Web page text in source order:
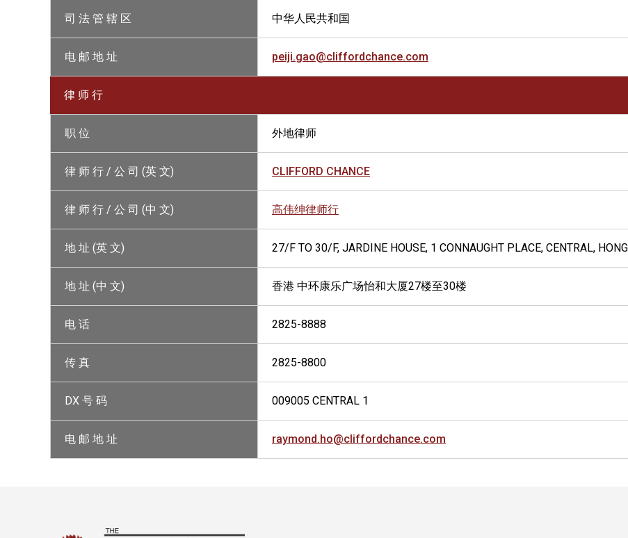
司 法 管 辖 区 中华人民共和国
电 邮 地 址 peiji.gao@cliffordchance.com
律 师 行
职 位 外地律师
律 师 行 / 公 司 (英 文) CLIFFORD CHANCE
律 师 行 / 公 司 (中 文) 高伟绅律师行
地 址 (英 文) 27/F TO 30/F, JARDINE HOUSE, 1 CONNAUGHT PLACE, CENTRAL,
地 址 (中 文) 香港 中环康乐广场怡和大厦27楼至30楼
电 话 2825-8888
传 真 2825-8800
DX 号 码 009005 CENTRAL 1
电 邮 地 址 raymond.ho@cliffordchance.com